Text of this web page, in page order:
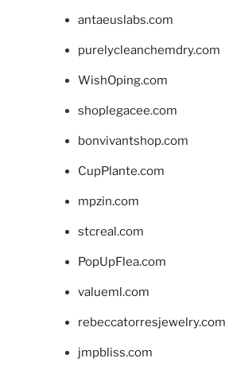
antaeuslabs.com
purelycleanchemdry.com
WishOping.com
shoplegacee.com
bonvivantshop.com
CupPlante.com
mpzin.com
stcreal.com
PopUpFlea.com
valueml.com
rebeccatorresjewelry.com
jmpbliss.com